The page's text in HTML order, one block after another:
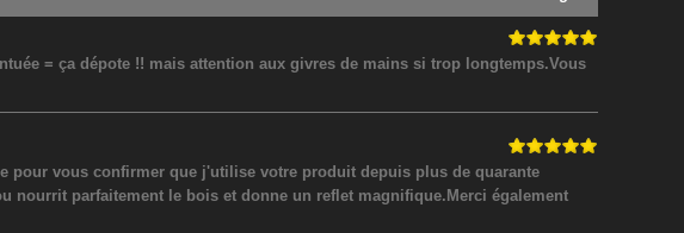
= ça dépote !! mais attention aux givres de mains si trop longtemps.Vous
pour vous confirmer que j'utilise votre produit depuis plus de quarante
nourrit parfaitement le bois et donne un reflet magnifique.Merci également